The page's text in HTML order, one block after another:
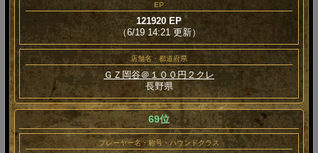
EP
121920 EP
（6/19 14:21 更新）
店舗名・都道府県
ＧＺ岡谷＠１００円２クレ
長野県
69位
プレーヤー名・称号・ハウンドクラス